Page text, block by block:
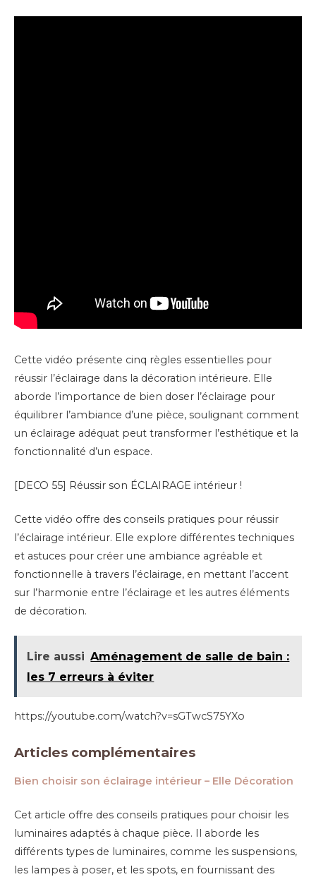
Cette vidéo présente cinq règles essentielles pour
réussir l’éclairage dans la décoration intérieure. Elle
aborde l’importance de bien doser l’éclairage pour
équilibrer l’ambiance d’une pièce, soulignant comment
un éclairage adéquat peut transformer l’esthétique et la
fonctionnalité d’un espace.
[DECO 55] Réussir son ÉCLAIRAGE intérieur !
Cette vidéo offre des conseils pratiques pour réussir
l’éclairage intérieur. Elle explore différentes techniques
et astuces pour créer une ambiance agréable et
fonctionnelle à travers l’éclairage, en mettant l’accent
sur l’harmonie entre l’éclairage et les autres éléments
de décoration.
Lire aussi Aménagement de salle de bain :
les 7 erreurs à éviter
https://youtube.com/watch?v=sGTwcS75YXo
Articles complémentaires
Bien choisir son éclairage intérieur – Elle Décoration
Cet article offre des conseils pratiques pour choisir les
luminaires adaptés à chaque pièce. Il aborde les
différents types de luminaires, comme les suspensions,
les lampes à poser, et les spots, en fournissant des